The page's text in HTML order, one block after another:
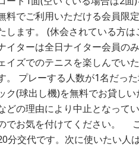
料でご利用いただける会員限
します。 (休会されている方
イターは全日ナイター会員の
イズでのテニスを楽しんでい
。 プレーする人数が1名だっ
ク(球出し機)を無料でお貸し
どの理由により中止となって
でお気を付けてください。
分交代です。次に使いたい人